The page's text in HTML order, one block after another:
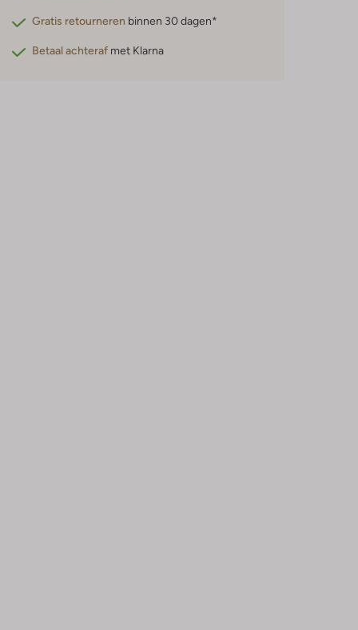
Gratis retourneren binnen 30 dagen*
Betaal achteraf met Klarna